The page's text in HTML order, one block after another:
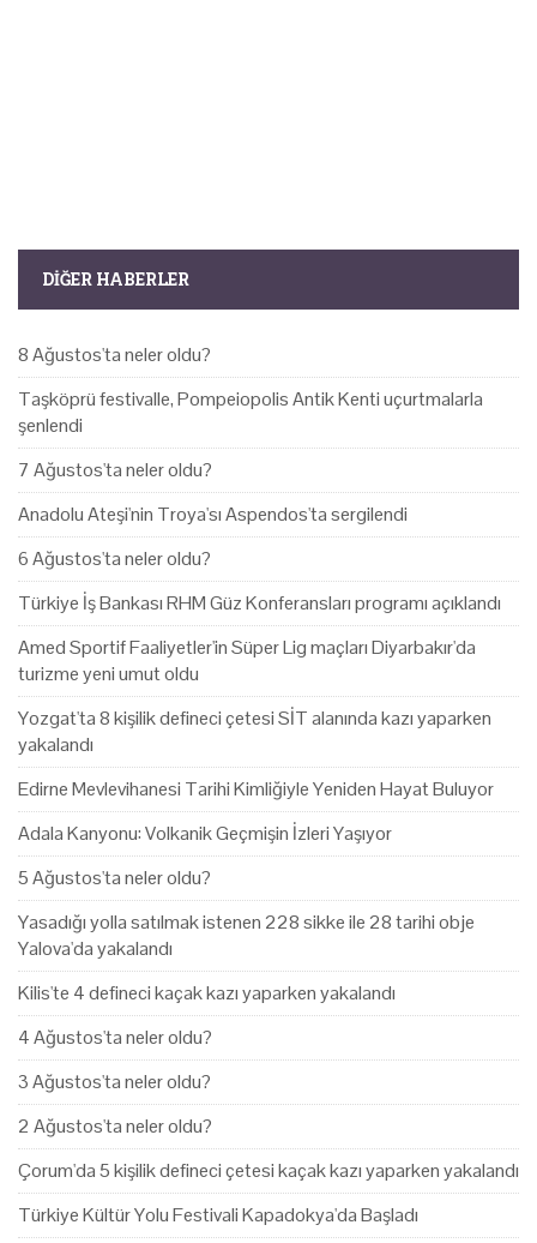
DIĞER HABERLER
8 Ağustos'ta neler oldu?
Taşköprü festivalle, Pompeiopolis Antik Kenti uçurtmalarla
şenlendi
7 Ağustos'ta neler oldu?
Anadolu Ateşi'nin Troya'sı Aspendos'ta sergilendi
6 Ağustos'ta neler oldu?
Türkiye İş Bankası RHM Güz Konferansları programı açıklandı
Amed Sportif Faaliyetler'in Süper Lig maçları Diyarbakır'da
turizme yeni umut oldu
Yozgat'ta 8 kişilik defineci çetesi SİT alanında kazı yaparken
yakalandı
Edirne Mevlevihanesi Tarihi Kimliğiyle Yeniden Hayat Buluyor
Adala Kanyonu: Volkanik Geçmişin İzleri Yaşıyor
5 Ağustos'ta neler oldu?
Yasadığı yolla satılmak istenen 228 sikke ile 28 tarihi obje
Yalova'da yakalandı
Kilis'te 4 defineci kaçak kazı yaparken yakalandı
4 Ağustos'ta neler oldu?
3 Ağustos'ta neler oldu?
2 Ağustos'ta neler oldu?
Çorum'da 5 kişilik defineci çetesi kaçak kazı yaparken yakalandı
Türkiye Kültür Yolu Festivali Kapadokya'da Başladı